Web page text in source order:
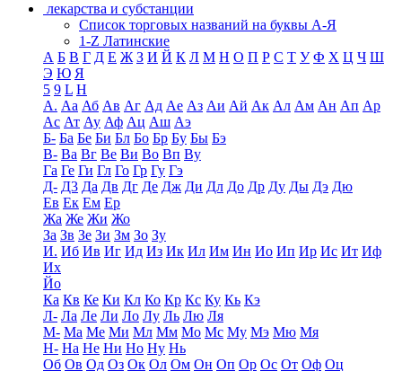
лекарства и субстанции
Список торговых названий на буквы А-Я
1-Z Латинские
А Б В Г Д Е Ж З И Й К Л М Н О П Р С Т У Ф Х Ц Ч Ш
Э Ю Я
5 9 L H
А. Аа Аб Ав Аг Ад Ае Аз Аи Ай Ак Ал Ам Ан Ап Ар
Ас Ат Ау Аф Ац Аш Аэ
Б- Ба Бе Би Бл Бо Бр Бу Бы Бэ
В- Ва Вг Ве Ви Во Вп Ву
Га Ге Ги Гл Го Гр Гу Гэ
Д- Д3 Да Дв Дг Де Дж Ди Дл До Др Ду Ды Дэ Дю
Ев Ек Ем Ер
Жа Же Жи Жо
За Зв Зе Зи Зм Зо Зу
И. Иб Ив Иг Ид Из Ик Ил Им Ин Ио Ип Ир Ис Ит Иф
Их
Йо
Ка Кв Ке Ки Кл Ко Кр Кс Ку Кь Кэ
Л- Ла Ле Ли Ло Лу Ль Лю Ля
М- Ма Ме Ми Мл Мм Мо Мс Му Мэ Мю Мя
Н- На Не Ни Но Ну Нь
Об Ов Од Оз Ок Ол Ом Он Оп Ор Ос От Оф Оц